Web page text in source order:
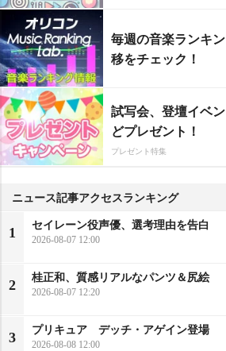
毎週の音楽ランキ
移をチェック！
試写会、登壇イベ
どプレゼント！
プレゼント特集
ニュース記事アクセスランキング
1
セイレーン役声優、選考理由を告白
2026-08-07 12:00
2
桂正和、質感リアルなパンツ＆尻絵
2026-08-07 12:20
3
プリキュア デッチ・アゲイン登場
2026-08-08 12:00